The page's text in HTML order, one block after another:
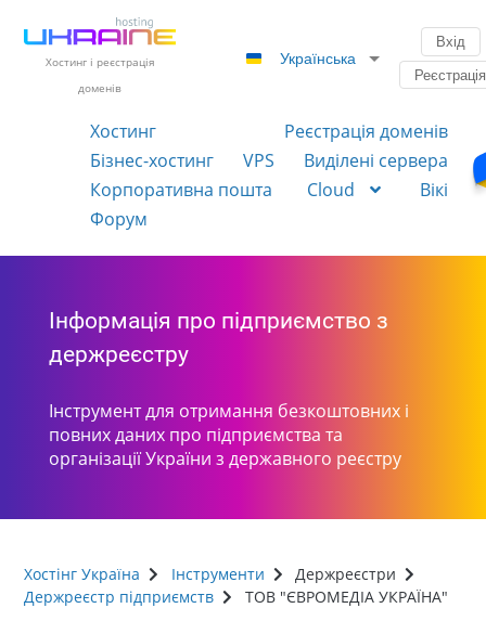
Хостинг і реєстрація
доменів
Українська
Вхід
Реєстрація
Хостинг
Реєстрація доменів
Бізнес-хостинг
VPS
Виділені сервера
Корпоративна пошта
Cloud
Вікі
Форум
Інформація про підприємство з
держреєстру
Інструмент для отримання безкоштовних і
повних даних про підприємства та
організації України з державного реєстру
Хостінг Україна Інструменти
Держреєстри
Держреєстр підприємств
ТОВ "ЄВРОМЕДІА УКРАЇНА"